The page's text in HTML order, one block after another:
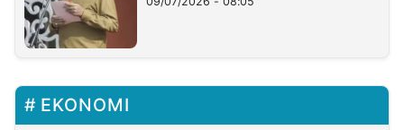
EKONOMI